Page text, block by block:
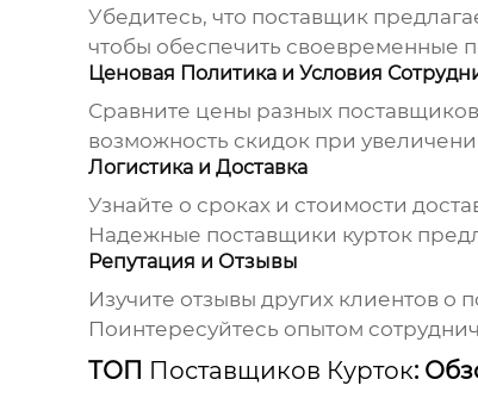
Убедитесь, что поставщик
чтобы обеспечить своевременные
Ценовая Политика и Условия
Сравните цены разных
возможность скидок при
Логистика и Доставка
Узнайте о сроках и стоимости
Надежные поставщики курток
Репутация и Отзывы
Изучите отзывы других клиентов
Поинтересуйтесь опытом
ТОП Поставщиков Курток: